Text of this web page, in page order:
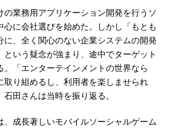
業務用アプリケーション開発を行うソ
心に会社選びを始めた。しかし「もとも
に、全く関心のない企業システムの開発
いう疑念が強まり、途中でターゲット
。「エンターテインメントの世界なら
取り組めるし、利用者を楽しませられ
田さんは当時を振り返る。
成長著しいモバイルソーシャルゲーム